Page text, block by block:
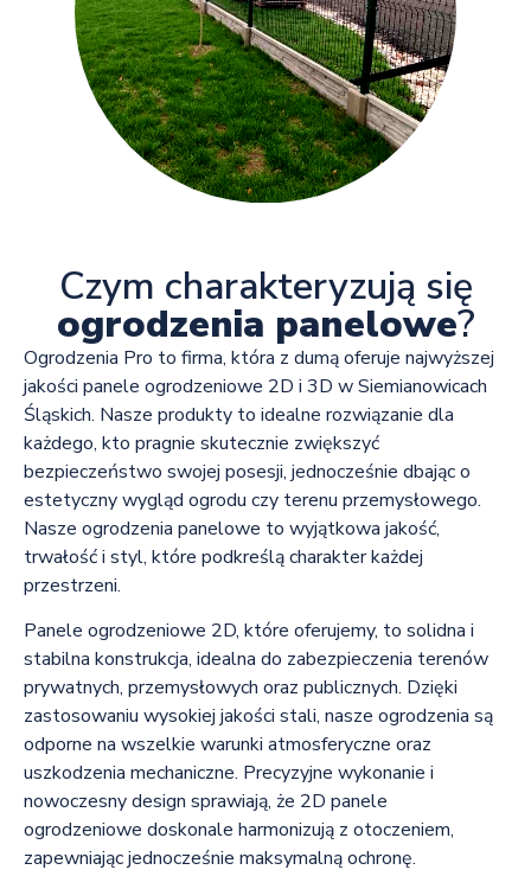
Czym charakteryzują się
ogrodzenia panelowe?
Ogrodzenia Pro to firma, która z dumą oferuje najwyższej
jakości panele ogrodzeniowe 2D i 3D w Siemianowicach
Śląskich. Nasze produkty to idealne rozwiązanie dla
każdego, kto pragnie skutecznie zwiększyć
bezpieczeństwo swojej posesji, jednocześnie dbając o
estetyczny wygląd ogrodu czy terenu przemysłowego.
Nasze ogrodzenia panelowe to wyjątkowa jakość,
trwałość i styl, które podkreślą charakter każdej
przestrzeni.
Panele ogrodzeniowe 2D, które oferujemy, to solidna i
stabilna konstrukcja, idealna do zabezpieczenia terenów
prywatnych, przemysłowych oraz publicznych. Dzięki
zastosowaniu wysokiej jakości stali, nasze ogrodzenia są
odporne na wszelkie warunki atmosferyczne oraz
uszkodzenia mechaniczne. Precyzyjne wykonanie i
nowoczesny design sprawiają, że 2D panele
ogrodzeniowe doskonale harmonizują z otoczeniem,
zapewniając jednocześnie maksymalną ochronę.